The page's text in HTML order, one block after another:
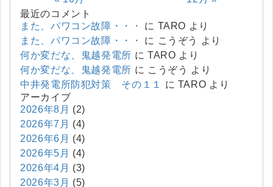
最近のコメント
また、パワコン故障・・・
に TARO より
また、パワコン故障・・・
に こうぞう
より
何か変だな、鬼越発電所 に TARO より
何か変だな、鬼越発電所 に こうぞう
より
中井発電所防犯対策 その１１
に TARO より
アーカイブ
2026年8月 (2)
2026年7月 (4)
2026年6月 (4)
2026年5月 (4)
2026年4月 (3)
2026年3月 (5)